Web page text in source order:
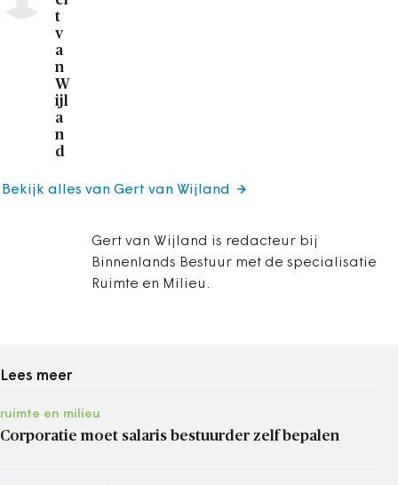
t
v
a
n
W
ijl
a
n
d
Gert van Wijland is redacteur bij
Binnenlands Bestuur met de specialisatie
Ruimte en Milieu.
Bekijk alles van Gert van Wijland
Lees meer
ruimte en milieu
Corporatie moet salaris bestuurder zelf bepalen